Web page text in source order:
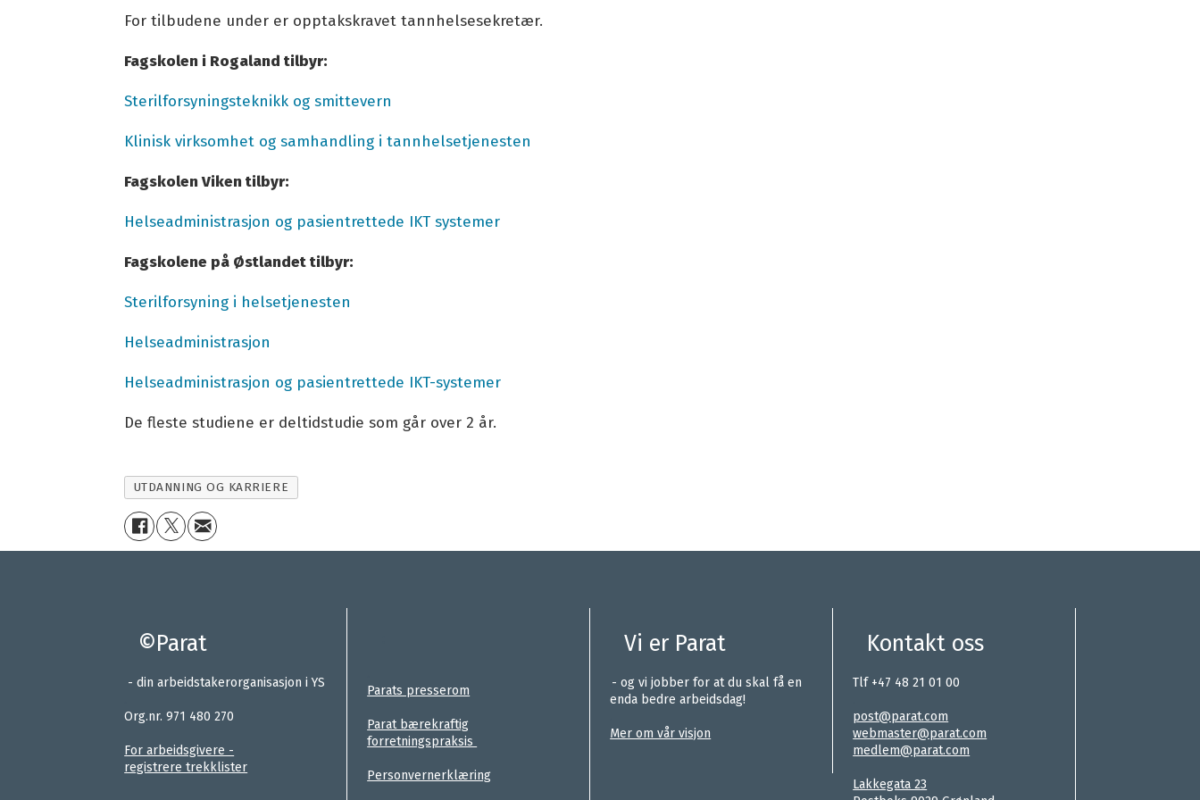
Presserom
The mercury case
For tilbudene under er opptakskravet tannhelsesekretær.
Fagskolen i Rogaland tilbyr:
Sterilforsyningsteknikk og smittevern
Klinisk virksomhet og samhandling i tannhelsetjenesten
Fagskolen Viken tilbyr:
Helseadministrasjon og pasientrettede IKT systemer
Fagskolene på Østlandet tilbyr:
Sterilforsyning i helsetjenesten
Helseadministrasjon
Helseadministrasjon og pasientrettede IKT-systemer
De fleste studiene er deltidstudie som går over 2 år.
UTDANNING OG KARRIERE
©Parat
- din arbeidstakerorganisasjon i YS
Org.nr. 971 480 270
For arbeidsgivere -
registrere trekklister
Parats presserom
Parat bærekraftig
forretningspraksis
Personvernerklæring
Vi er Parat
- og vi jobber for at du skal få en
enda bedre arbeidsdag!
Mer om vår visjon
Kontakt oss
Tlf +47 48 21 01 00
post@parat.com
webmaster@parat.com
medlem@parat.com
Lakkegata 23